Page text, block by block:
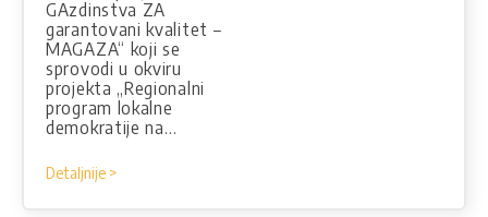
GAzdinstva ZA
garantovani kvalitet –
MAGAZA“ koji se
sprovodi u okviru
projekta „Regionalni
program lokalne
demokratije na…
Detaljnije >